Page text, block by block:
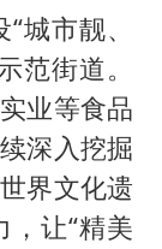
城市靓、
范街道。
业等食品
深入挖掘
界文化遗
让“精美